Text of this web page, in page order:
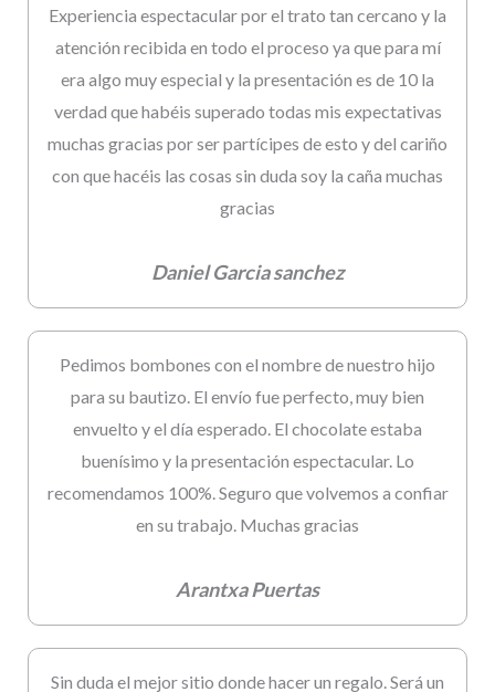
Experiencia espectacular por el trato tan cercano y la
atención recibida en todo el proceso ya que para mí
era algo muy especial y la presentación es de 10 la
verdad que habéis superado todas mis expectativas
muchas gracias por ser partícipes de esto y del cariño
con que hacéis las cosas sin duda soy la caña muchas
gracias
Daniel Garcia sanchez
Pedimos bombones con el nombre de nuestro hijo
para su bautizo. El envío fue perfecto, muy bien
envuelto y el día esperado. El chocolate estaba
buenísimo y la presentación espectacular. Lo
recomendamos 100%. Seguro que volvemos a confiar
en su trabajo. Muchas gracias
Arantxa Puertas
Sin duda el mejor sitio donde hacer un regalo. Será un